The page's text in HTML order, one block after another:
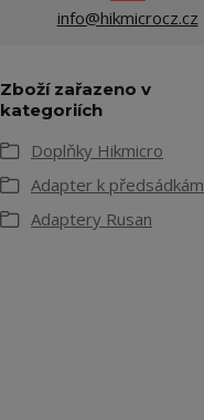
info@hikmicrocz.cz
Zboží zařazeno v
kategoriích
Doplňky Hikmicro
Adapter k předsádkám
Adaptery Rusan